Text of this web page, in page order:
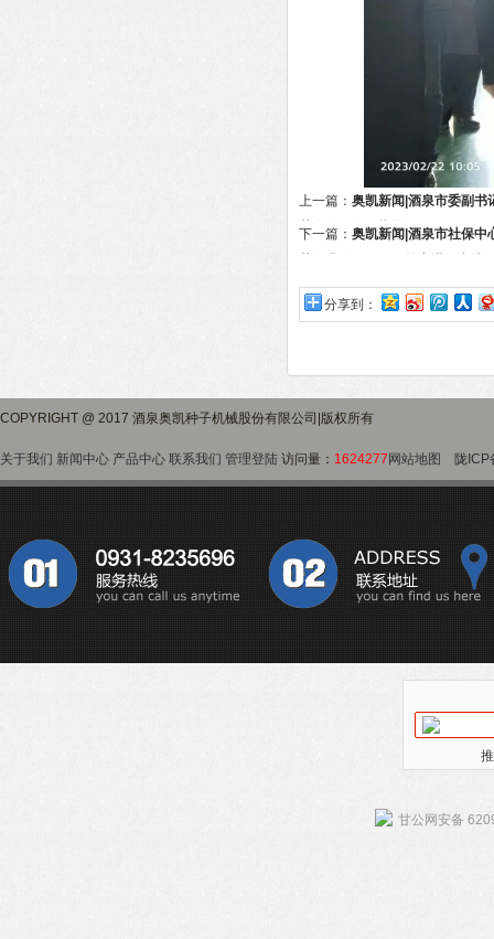
上一篇： 奥凯新闻|酒泉市委副书
莅临公司调研指导工作
下一篇： 奥凯新闻|酒泉市社保中
分享到：
COPYRIGHT @ 2017 酒泉奥凯种子机械股份有限公司|版权所有
关于我们 新闻中心 产品中心 联系我们 管理登陆 访问量： 1624277 网站地图 陇
甘公网安备